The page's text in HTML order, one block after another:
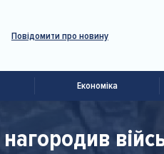
Повідомити про новину
Економіка